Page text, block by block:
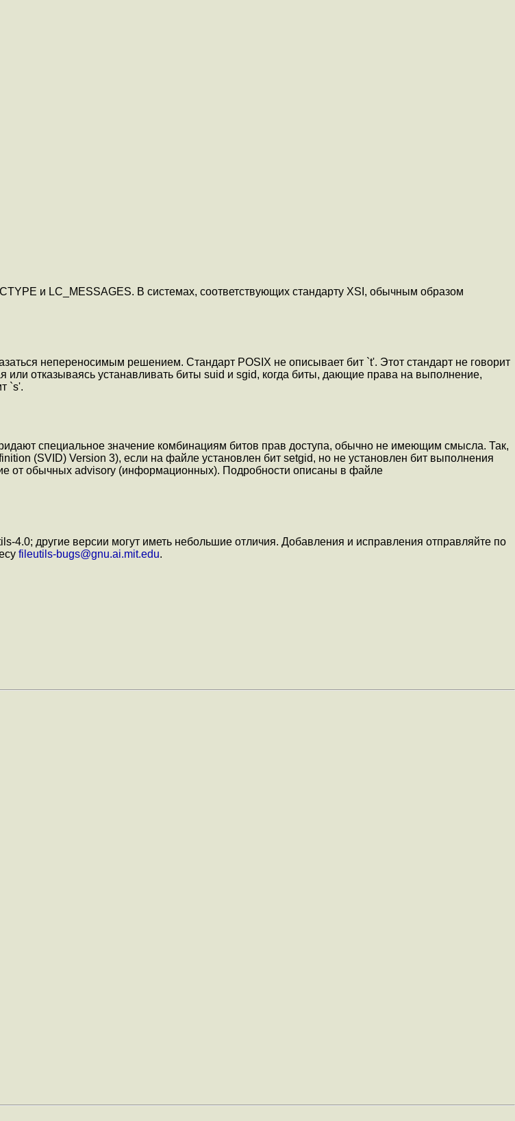
и LC_MESSAGES. В системах, соответствующих стандарту XSI, обычным образом
непереносимым решением. Стандарт POSIX не описывает бит `t'. Этот стандарт не говорит
или отказываясь устанавливать биты suid и sgid, когда биты, дающие права на выполнение,
`s'.
специальное значение комбинациям битов прав доступа, обычно не имеющим смысла. Так,
(SVID) Version 3), если на файле установлен бит setgid, но не установлен бит выполнения
от обычных advisory (информационных). Подробности описаны в файле
4.0; другие версии могут иметь небольшие отличия. Добавления и исправления отправляйте по
fileutils-bugs@gnu.ai.mit.edu.